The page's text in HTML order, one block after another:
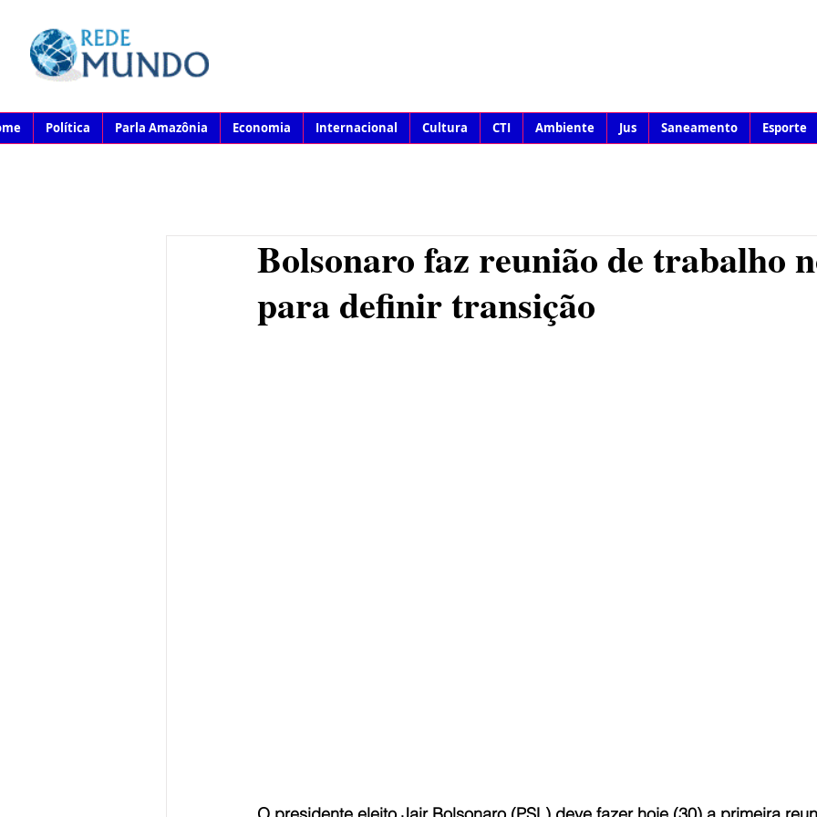
Política Parla Amazônia Economia Internacional Cultura CTI Ambiente Jus Saneamento Esporte
Bolsonaro faz reunião de trabalho
para definir transição